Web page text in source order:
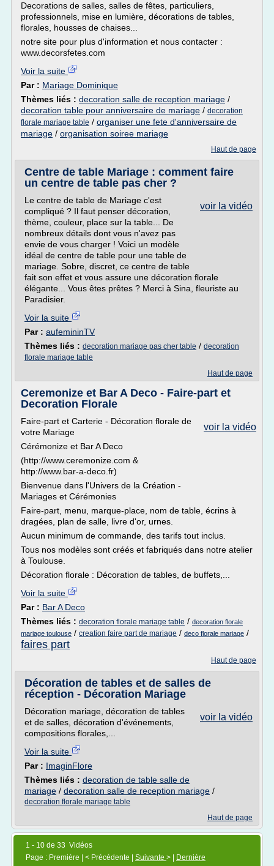
Decorations de salles, salles de fêtes, particuliers,
professionnels, mise en lumière, décorations de tables,
florales, housses de chaises...
notre site pour plus d'information et nous contacter :
www.decorsfetes.com
Voir la suite
Par : Mariage Dominique
Thèmes liés : decoration salle de reception mariage /
decoration table pour anniversaire de mariage / decoration
florale mariage table / organiser une fete d'anniversaire de
mariage / organisation soiree mariage
Haut de page
Centre de table Mariage : comment faire
un centre de table pas cher ?
voir la vidéo
Le centre de table de Mariage c'est
compliqué ? Il faut penser décoration,
thème, couleur, place sur la table... De
nombreux détails dont vous n'avez pas
envie de vous charger ! Voici un modèle
idéal de centre de table pour une table de
mariage. Sobre, discret, ce centre de table
fait son effet et vous assure une décoration florale
élégante... Vous êtes prêtes ? Merci à Sina, fleuriste au
Paradisier.
Voir la suite
Par : aufemininTV
Thèmes liés : decoration mariage pas cher table / decoration
florale mariage table
Haut de page
Ceremonize et Bar A Deco - Faire-part et
Decoration Florale
voir la vidéo
Faire-part et Carterie - Décoration florale de
votre Mariage
Cérémonize et Bar A Deco
(http://www.ceremonize.com &
http://www.bar-a-deco.fr)
Bienvenue dans l'Univers de la Création -
Mariages et Cérémonies
Faire-part, menu, marque-place, nom de table, écrins à
dragées, plan de salle, livre d'or, urnes.
Aucun minimum de commande, des tarifs tout inclus.
Tous nos modèles sont créés et fabriqués dans notre atelier
à Toulouse.
Décoration florale : Décoration de tables, de buffets,...
Voir la suite
Par : Bar A Deco
Thèmes liés : decoration florale mariage table / decoration florale
mariage toulouse / creation faire part de mariage / deco florale mariage /
faires part
Haut de page
Décoration de tables et de salles de
réception - Décoration Mariage
voir la vidéo
Décoration mariage, décoration de tables
et de salles, décoration d'événements,
compositions florales,...
Voir la suite
Par : ImaginFlore
Thèmes liés : decoration de table salle de
mariage / decoration salle de reception mariage /
decoration florale mariage table
Haut de page
1 - 10 de 33 Vidéos
Page : Première | < Précédente | Suivante > |
Dernière